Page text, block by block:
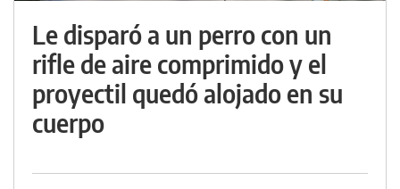
Le disparó a un perro con un
rifle de aire comprimido y el
proyectil quedó alojado en su
cuerpo